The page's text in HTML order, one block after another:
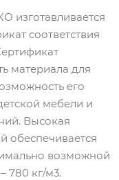
изготавливается
соответствия
материала для
его
мебели и
Высокая
обеспечивается
возможной
780 кг/м3.